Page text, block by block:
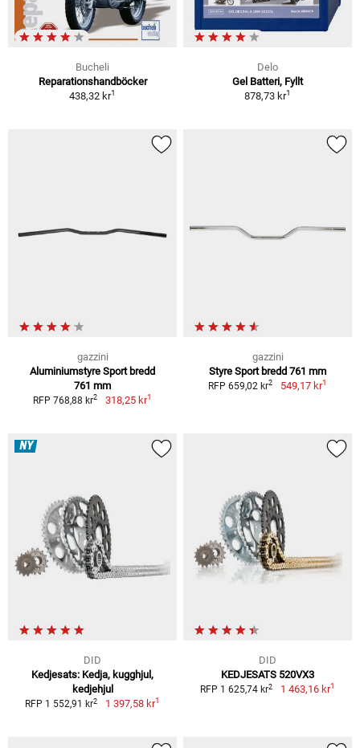
Bucheli
Reparationshandböcker
438,32 kr1
Delo
Gel Batteri, Fyllt
878,73 kr1
gazzini
Aluminiumstyre Sport bredd
761 mm
RFP 768,88 kr2 318,25 kr1
gazzini
Styre Sport bredd 761 mm
RFP 659,02 kr2 549,17 kr1
NY
DID
Kedjesats: Kedja, kugghjul,
kedjehjul
RFP 1 552,91 kr2 1 397,58 kr1
DID
KEDJESATS 520VX3
RFP 1 625,74 kr2 1 463,16 kr1